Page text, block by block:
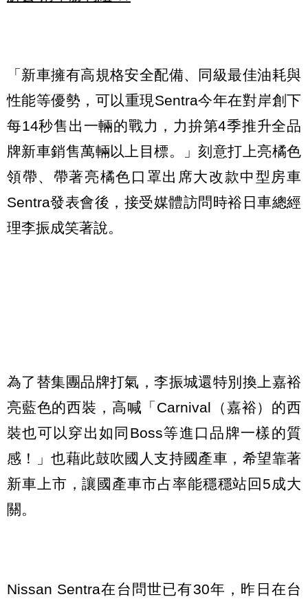
「新車擁有高規格安全配備、同級最佳油耗與
性能等優勢，可以重現Sentra今年在對岸創下
每14秒售出一輛的戰力，力拚第4季推升全品
牌新車銷售萬輛以上目標。」刻意打上亮橘色
領帶、帶著亮橘色口罩出席大改款中型房車
Sentra發表會後，接受媒體訪問時裕日車總經
理李振成笑著說。
為了替集團品牌打氣，李振城還特別換上嘉裕
亮藍色的西裝，高喊「Carnival（嘉裕）的西
裝也可以穿出如同Boss等進口品牌一樣的質
感！」也藉此鼓吹國人支持國產車，希望靠著
新車上市，讓國產車市占率能穩穩站回5成大
關。
Nissan Sentra在台問世已有30年，昨日在台